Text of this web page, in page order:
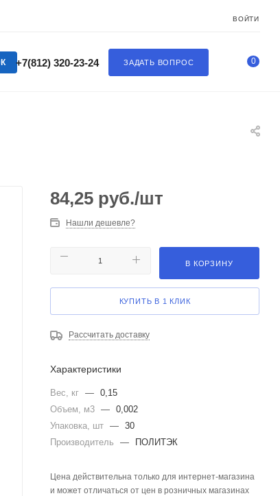
ВОЙТИ
ЗАДАТЬ ВОПРОС
+7(812) 320-23-24 0
84,25 руб./шт
Нашли дешевле?
В КОРЗИНУ
КУПИТЬ В 1 КЛИК
Рассчитать доставку
Характеристики
Вес, кг — 0,15
Объем, м3 — 0,002
Упаковка, шт — 30
Производитель
— ПОЛИТЭК
Цена действительна только для интернет-магазина
и может отличаться от цен в розничных магазинах